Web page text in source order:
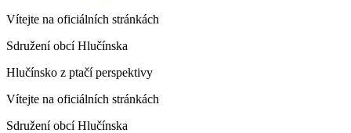
Vítejte na oficiálních stránkách
Sdružení obcí Hlučínska
Hlučínsko z ptačí perspektivy
Vítejte na oficiálních stránkách
Sdružení obcí Hlučínska